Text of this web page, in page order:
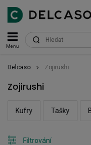
Menu
Delcaso Zojirushi
Zojirushi
Kufry Tašky
Filtrování